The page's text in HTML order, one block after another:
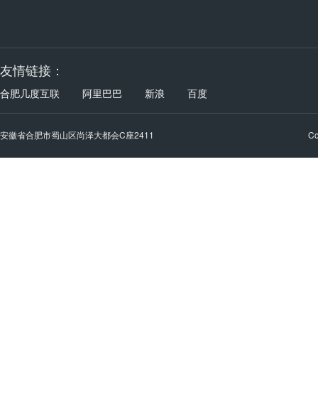
友情链接：
合肥几度互联 阿里巴巴 新浪 百度
安徽省合肥市蜀山区尚泽大都会C座2411